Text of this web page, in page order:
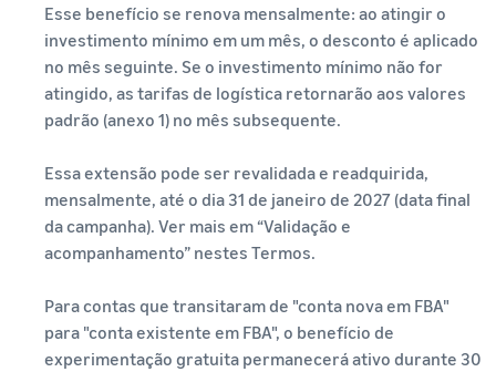
Esse benefício se renova mensalmente: ao atingir o
investimento mínimo em um mês, o desconto é aplicado
no mês seguinte. Se o investimento mínimo não for
atingido, as tarifas de logística retornarão aos valores
padrão (anexo 1) no mês subsequente.
Essa extensão pode ser revalidada e readquirida,
mensalmente, até o dia 31 de janeiro de 2027 (data final
da campanha). Ver mais em “Validação e
acompanhamento” nestes Termos.
Para contas que transitaram de "conta nova em FBA"
para "conta existente em FBA", o benefício de
experimentação gratuita permanecerá ativo durante 30